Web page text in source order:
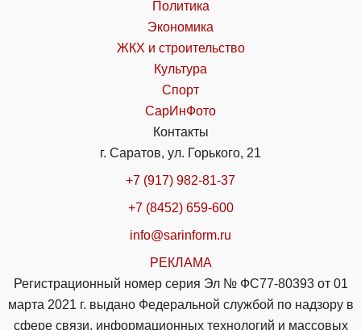
Политика
Экономика
ЖКХ и строительство
Культура
Спорт
СарИнФото
Контакты
г. Саратов, ул. Горького, 21
+7 (917) 982-81-37
+7 (8452) 659-600
info@sarinform.ru
РЕКЛАМА
Регистрационный номер серия Эл № ФС77-80393 от 01
марта 2021 г. выдано Федеральной службой по надзору в
сфере связи, информационных технологий и массовых